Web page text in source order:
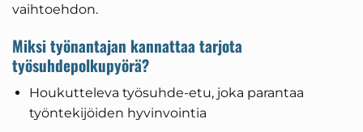
vaihtoehdon.
Miksi työnantajan kannattaa tarjota
työsuhdepolkupyörä?
Houkutteleva työsuhde-etu, joka parantaa
työntekijöiden hyvinvointia